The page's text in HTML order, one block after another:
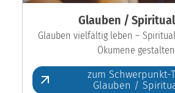
Glauben /
Glauben vielfältig leben –
Ökumene
zum Schwerpunkt-
Glauben /